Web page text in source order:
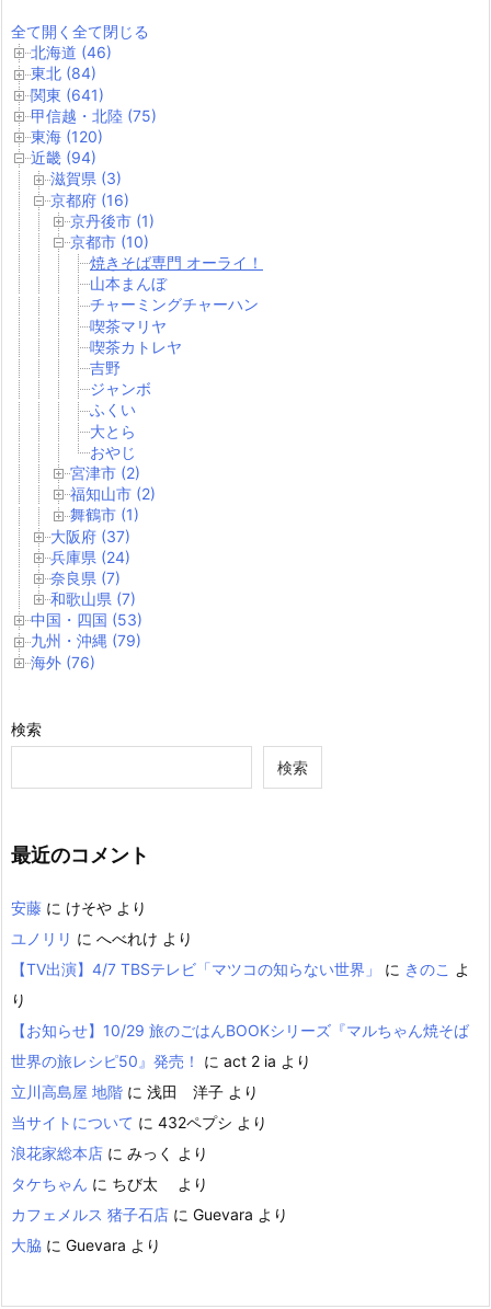
全て開く 全て閉じる
北海道 (46)
東北 (84)
関東 (641)
甲信越・北陸 (75)
東海 (120)
近畿 (94)
滋賀県 (3)
京都府 (16)
京丹後市 (1)
京都市 (10)
焼きそば専門 オーライ！
山本まんぼ
チャーミングチャーハン
喫茶マリヤ
喫茶カトレヤ
吉野
ジャンボ
ふくい
大とら
おやじ
宮津市 (2)
福知山市 (2)
舞鶴市 (1)
大阪府 (37)
兵庫県 (24)
奈良県 (7)
和歌山県 (7)
中国・四国 (53)
九州・沖縄 (79)
海外 (76)
検索
検索
最近のコメント
安藤 に けそや より
ユノリリ に へべれけ より
【TV出演】4/7 TBSテレビ「マツコの知らない世界」
に きのこ よ
り
【お知らせ】10/29 旅のごはんBOOKシリーズ『マルちゃん焼そば
世界の旅レシピ50』発売！
に act 2 ia より
立川高島屋 地階 に 浅田 洋子 より
当サイトについて に 432ペプシ より
浪花家総本店 に みっく
より
タケちゃん に ちび太
より
カフェメルス 猪子石店 に Guevara より
大脇 に Guevara より